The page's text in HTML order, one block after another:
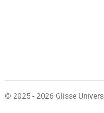
© 2025 - 2026 Glisse Univers